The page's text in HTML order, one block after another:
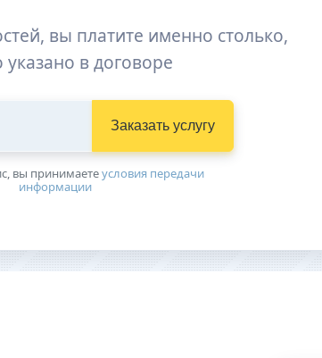
вы платите именно столько,
указано в договоре
Заказать услугу
вы принимаетeусловия передачи
информации